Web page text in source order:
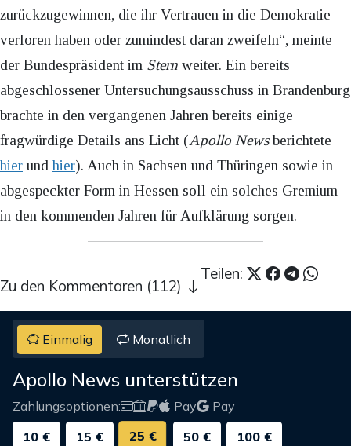
zurückzugewinnen, die ihr Vertrauen in die Demokratie
verloren haben oder zumindest daran zweifeln“, meinte
der Bundespräsident im Stern weiter. Ein bereits
abgeschlossener Untersuchungsausschuss in Brandenburg
brachte in den vergangenen Jahren bereits einige
fragwürdige Details ans Licht (Apollo Newsberichtete
hier undhier). Auch in Sachsen und Thüringen sowie in
abgespeckter Form in Hessen soll ein solches Gremium
in den kommenden Jahren für Aufklärung sorgen.
Teilen:
Zu den Kommentaren (112)
Einmalig Monatlich
Apollo News unterstützen
Zahlungsoptionen: Pay
Pay
10 €
15 € 25 € 50 € 100 €